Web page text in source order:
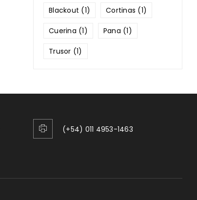
Blackout (1) Cortinas (1)
Cuerina (1) Pana (1)
Trusor (1)
(+54) 011 4953-1463